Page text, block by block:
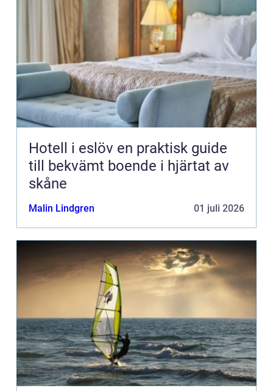
Hotell i eslöv en praktisk guide
till bekvämt boende i hjärtat av
skåne
Malin Lindgren 01 juli 2026